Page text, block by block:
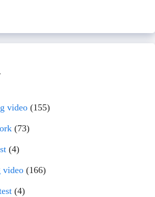
video (155)
(73)
(4)
video (166)
(4)